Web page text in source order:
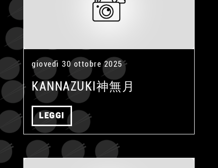
giovedì 30 ottobre 2025
KANNAZUKI神無月
LEGGI